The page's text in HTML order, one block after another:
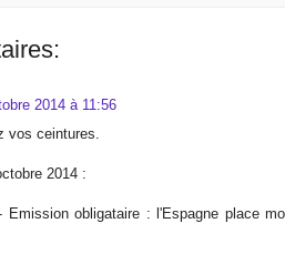
2014 à 11:56
vos ceintures.
2014 :
Emission obligataire : l'Espagne place